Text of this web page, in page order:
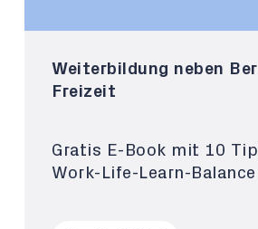
Weiterbildung neben
Freizeit
Gratis E-Book mit 10
Work-Life-Learn-Balance